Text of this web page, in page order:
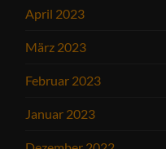
April 2023
März 2023
Februar 2023
Januar 2023